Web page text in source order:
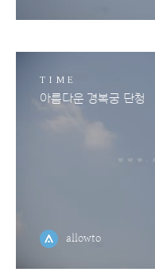
TIME
아름다운 경복궁 단청
allowto